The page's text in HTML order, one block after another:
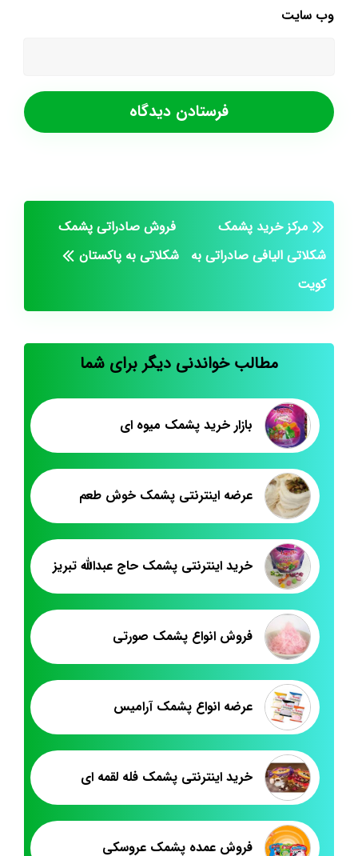
وب‌ سایت
مرکز خرید پشمک
شکلاتی الیافی صادراتی به
کویت
فروش صادراتی پشمک
شکلاتی به پاکستان
مطالب خواندنی دیگر برای شما
بازار خرید پشمک میوه ای
عرضه اینترنتی پشمک خوش طعم
خرید اینترنتی پشمک حاج عبدالله تبریز
فروش انواع پشمک صورتی
عرضه انواع پشمک آرامیس
خرید اینترنتی پشمک فله لقمه ای
فروش عمده پشمک عروسکی